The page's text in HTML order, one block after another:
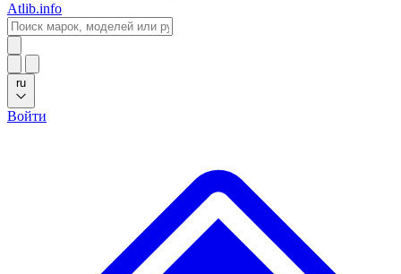
Atlib.info
ru
Войти